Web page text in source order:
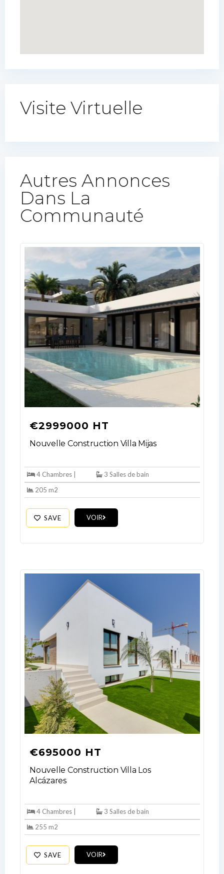
Visite Virtuelle
Autres Annonces
Dans La
Communauté​
€2999000 HT
Nouvelle Construction Villa Mijas
4 Chambres |
3 Salles de bain
205 m2
SAVE VOIR
€695000 HT
Nouvelle Construction Villa Los
Alcázares
4 Chambres |
3 Salles de bain
255 m2
SAVE VOIR
Log In